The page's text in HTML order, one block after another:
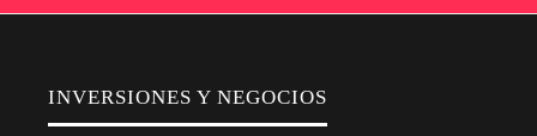
INVERSIONES Y NEGOCIOS